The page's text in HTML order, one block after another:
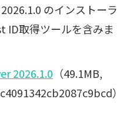
のインストーラ
ID取得ツールを含みま
2026.1.0 （49.1MB,
）